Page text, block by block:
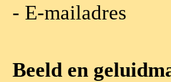
- E-mailadres
Beeld en